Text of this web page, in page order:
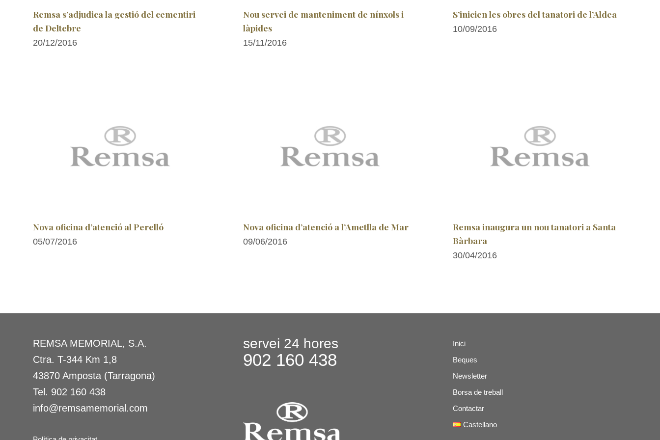
Remsa s’adjudica la gestió del cementiri
de Deltebre
20/12/2016
Nou servei de manteniment de nínxols i
làpides
15/11/2016
S’inicien les obres del tanatori de l’Aldea
10/09/2016
Nova oficina d’atenció al Perelló
05/07/2016
Nova oficina d’atenció a l’Ametlla de Mar
09/06/2016
Remsa inaugura un nou tanatori a Santa
Bàrbara
30/04/2016
REMSA MEMORIAL, S.A.
Ctra. T-344 Km 1,8
43870 Amposta (Tarragona)
Tel. 902 160 438
info@remsamemorial.com
servei 24 hores
902 160 438
Inici
Beques
Newsletter
Borsa de treball
Contactar
Castellano